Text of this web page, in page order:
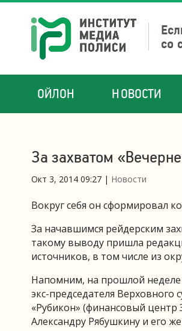
со
ОЙЛОН НОВОСТИ
За захватом
Окт 3, 2014 09:27 | Новости
Вокруг себя он сформировал
За начавшимся рейдерским
такому выводу пришла
источников, в том числе из
Напомним, на прошлой неделе
экс-председателя
«Рубикон» (финансовый
Александру Рябушкину и его